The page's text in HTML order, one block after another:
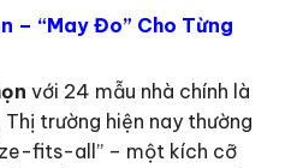
– “May Đo” Cho Từng
với 24 mẫu nhà chính là
trường hiện nay thường
fits-all” – một kích cỡ